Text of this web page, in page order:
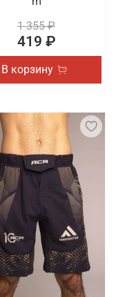
1 355 ₽
419 ₽
В корзину